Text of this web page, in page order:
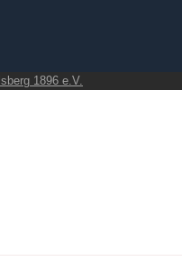
1896 e.V.